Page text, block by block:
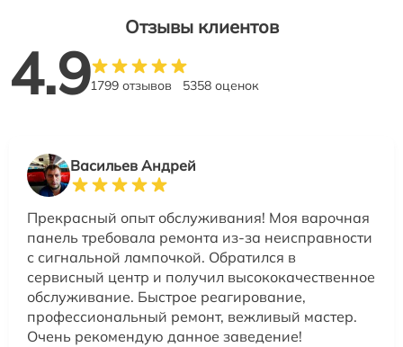
Отзывы клиентов
4.91799 отзывов 5358 оценок
Васильев Андрей
Прекрасный опыт обслуживания! Моя варочная
панель требовала ремонта из-за неисправности
с сигнальной лампочкой. Обратился в
сервисный центр и получил высококачественное
обслуживание. Быстрое реагирование,
профессиональный ремонт, вежливый мастер.
Очень рекомендую данное заведение!